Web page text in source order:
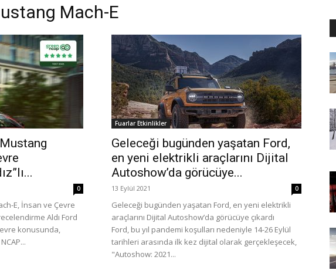
Mach-E
0
E, İnsan ve Çevre
Aldı Ford
konusunda,
Fuarlar Etkinlikler
Geleceği bugünden yaşatan Ford,
en yeni elektrikli araçlarını Dijital
Autoshow’da görücüye...
13 Eylül 2021 0
Geleceği bugünden yaşatan Ford, en yeni elektrikli
araçlarını Dijital Autoshow’da görücüye çıkardı
Ford, bu yıl pandemi koşulları nedeniyle 14-26 Eylül
tarihleri arasında ilk kez dijital olarak gerçekleşecek,
"Autoshow: 2021...